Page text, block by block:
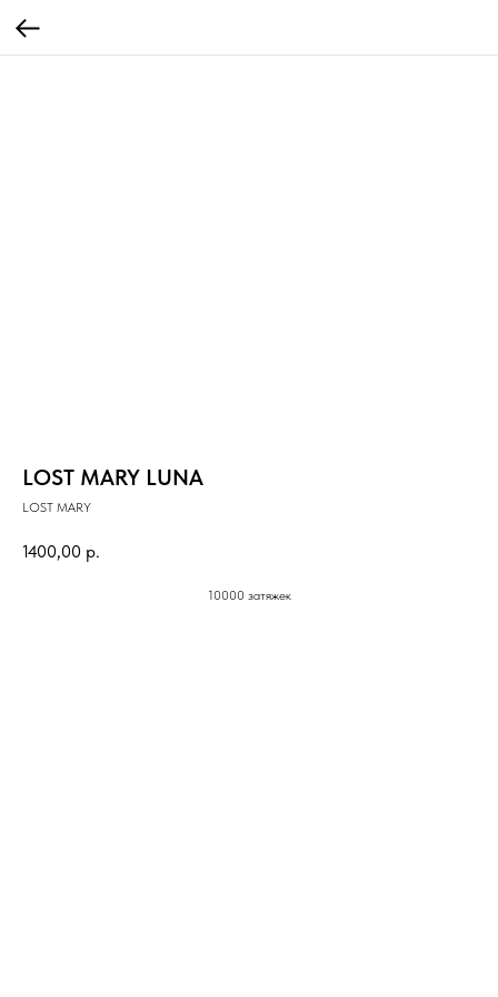
LOST MARY LUNA
LOST MARY
1400,00 р.
10000 затяжек